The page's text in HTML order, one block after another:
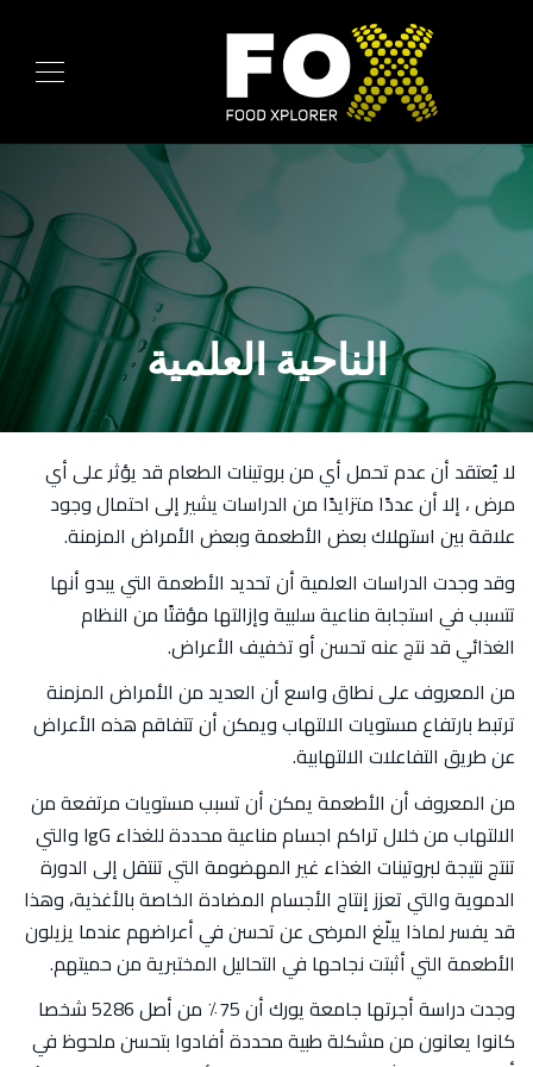
الناحية العلمية
لا يُعتقد أن عدم تحمل أي من بروتينات الطعام قد يؤثر على أي
مرض ، إلا أن عددًا متزايدًا من الدراسات يشير إلى احتمال وجود
علاقة بين استهلاك بعض الأطعمة وبعض الأمراض المزمنة.
وقد وجدت الدراسات العلمية أن تحديد الأطعمة التي يبدو أنها
تتسبب في استجابة مناعية سلبية وإزالتها مؤقتًا من النظام
الغذائي قد نتج عنه تحسن أو تخفيف الأعراض.
من المعروف على نطاق واسع أن العديد من الأمراض المزمنة
ترتبط بارتفاع مستويات الالتهاب ويمكن أن تتفاقم هذه الأعراض
عن طريق التفاعلات الالتهابية.
من المعروف أن الأطعمة يمكن أن تسبب مستويات مرتفعة من
الالتهاب من خلال تراكم اجسام مناعية محددة للغذاء IgG والتي
تنتج نتيجة لبروتينات الغذاء غير المهضومة التي تنتقل إلى الدورة
الدموية والتي تعزز إنتاج الأجسام المضادة الخاصة بالأغذية، وهذا
قد يفسر لماذا يبلّغ المرضى عن تحسن في أعراضهم عندما يزيلون
الأطعمة التي أثبتت نجاحها في التحاليل المختبرية من حميتهم.
وجدت دراسة أجرتها جامعة يورك أن 75٪ من أصل 5286 شخصا
كانوا يعانون من مشكلة طبية محددة أفادوا بتحسن ملحوظ في